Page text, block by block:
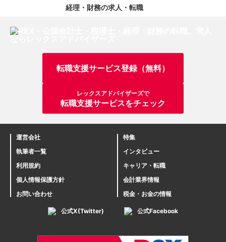
経理・財務の求人・転職
転職支援サービス登録（無料）
レックスアドバイザーズで
転職支援サービスをチェック
運営会社
執筆者一覧
利用規約
個人情報保護方針
お問い合わせ
特集
インタビュー
キャリア・転職
会計業界情報
税金・お金の情報
公式X(Twitter) 公式Facebook